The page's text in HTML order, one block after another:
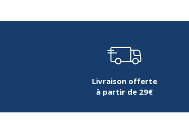
Livraison offerte
à partir de 29€